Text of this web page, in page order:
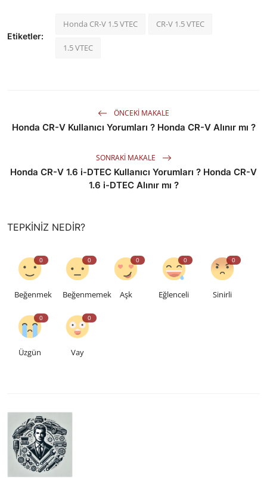
Etiketler:
Honda CR-V 1.5 VTEC CR-V 1.5 VTEC
1.5 VTEC
ÖNCEKI MAKALE
Honda CR-V Kullanıcı Yorumları ? Honda CR-V Alınır mı ?
SONRAKI MAKALE
Honda CR-V 1.6 i-DTEC Kullanıcı Yorumları ? Honda CR-V
1.6 i-DTEC Alınır mı ?
TEPKINIZ NEDIR?
0
Beğenmek
0
Beğenmemek
0
Aşk
0
Eğlenceli
0
Sinirli
0
Üzgün
0
Vay